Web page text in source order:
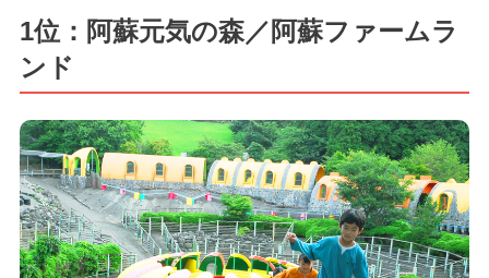
1位：阿蘇元気の森／阿蘇ファームラ
ンド